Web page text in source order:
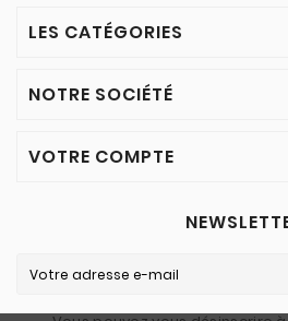
LES CATÉGORIES
NOTRE SOCIÉTÉ
VOTRE COMPTE